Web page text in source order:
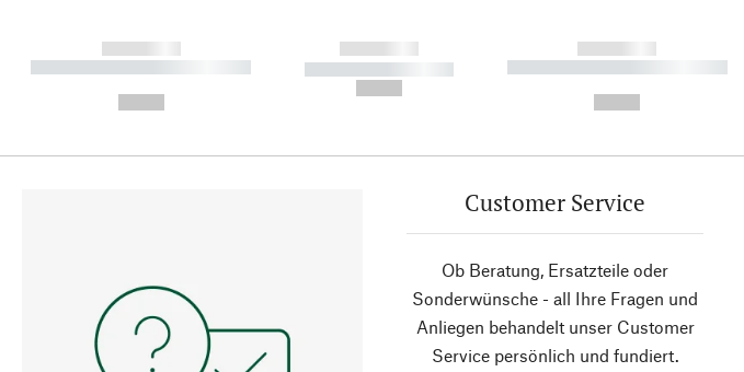
------------
----------- ----------- ----------
------------
----------- -----------
------------
----------- ----------- ----------
Customer Service
Ob Beratung, Ersatzteile oder
Sonderwünsche - all Ihre Fragen und
Anliegen behandelt unser Customer
Service persönlich und fundiert.